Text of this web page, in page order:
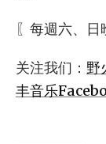
〖每週六、日
关注我们： 野
丰音乐